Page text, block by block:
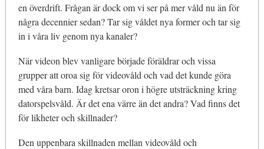
en överdrift. Frågan är dock om vi ser på mer våld nu än för
några decennier sedan? Tar sig våldet nya former och tar sig
in i våra liv genom nya kanaler?
När videon blev vanligare började föräldrar och vissa
grupper att oroa sig för videovåld och vad det kunde göra
med våra barn. Idag kretsar oron i högre utsträckning kring
datorspelsvåld. Är det ena värre än det andra? Vad finns det
för likheter och skillnader?
Den uppenbara skillnaden mellan videovåld och